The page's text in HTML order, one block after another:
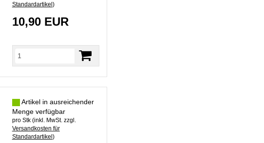
Standardartikel )
10,90 EUR
Artikel in ausreichender
Menge verfügbar
pro Stk (inkl. MwSt. zzgl.
Versandkosten für
Standardartikel )